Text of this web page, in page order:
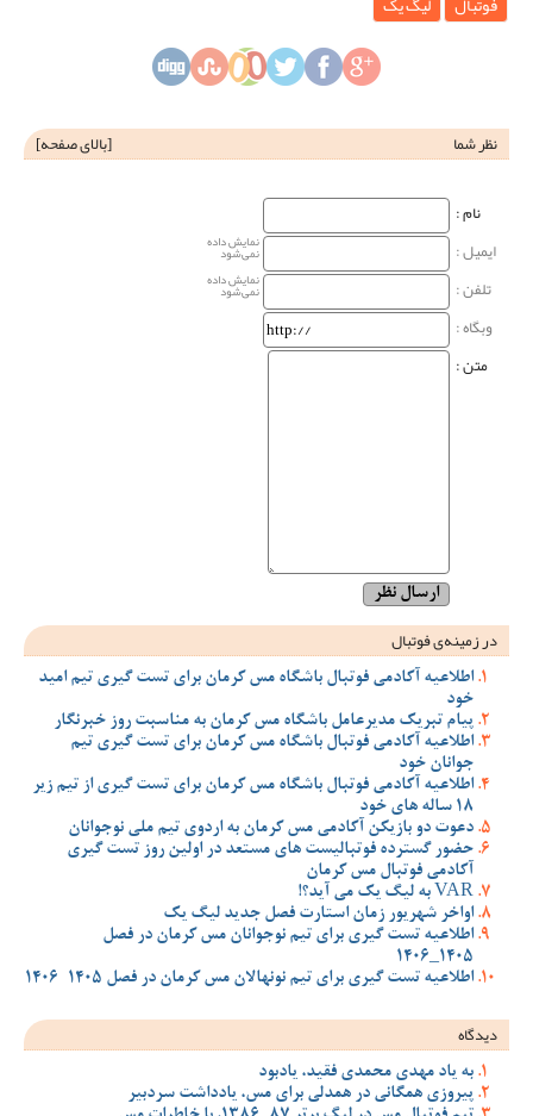
نظر شما [بالای صفحه]
نام‌ :
ایمیل :
نمایش داده
نمی‌شود
تلفن : نمایش داده
نمی‌شود
وبگاه‌ :
متن :
در زمینه‌ی فوتبال
اطلاعیه آکادمی فوتبال باشگاه مس کرمان برای تست گیری تیم امید
خود
پیام تبریک مدیرعامل باشگاه مس کرمان به مناسبت روز خبرنگار
اطلاعیه آکادمی فوتبال باشگاه مس کرمان برای تست گیری تیم
جوانان خود
اطلاعیه آکادمی فوتبال باشگاه مس کرمان برای تست گیری از تیم زیر
18 ساله های خود
دعوت دو بازیکن آکادمی مس کرمان به اردوی تیم ملی نوجوانان
حضور گسترده فوتبالیست های مستعد در اولین روز تست گیری
آکادمی فوتبال مس کرمان
VAR به لیگ یک می آید؟!
اواخر شهریور زمان استارت فصل جدید لیگ یک
اطلاعیه تست گیری برای تیم نوجوانان مس کرمان در فصل
1405_1406
اطلاعیه تست گیری برای تیم نونهالان مس کرمان در فصل 1405-1406
دیدگاه
به یاد مهدی محمدی فقید، یادبود
پیروزی همگانی در همدلی برای مس، یادداشت سردبیر